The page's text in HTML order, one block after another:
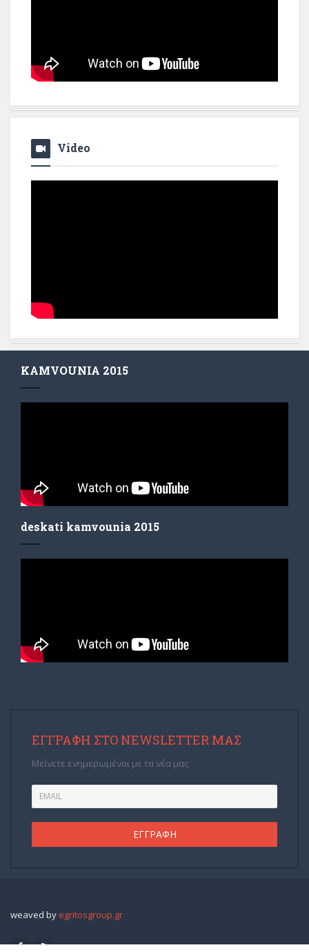
Video
KAMVOUNIA 2015
deskati kamvounia 2015
ΕΓΓΡΑΦΉ ΣΤΟ NEWSLETTER ΜΑΣ
Μείνετε ενημερωμένοι με τα νέα μας
weaved by egritosgroup.gr